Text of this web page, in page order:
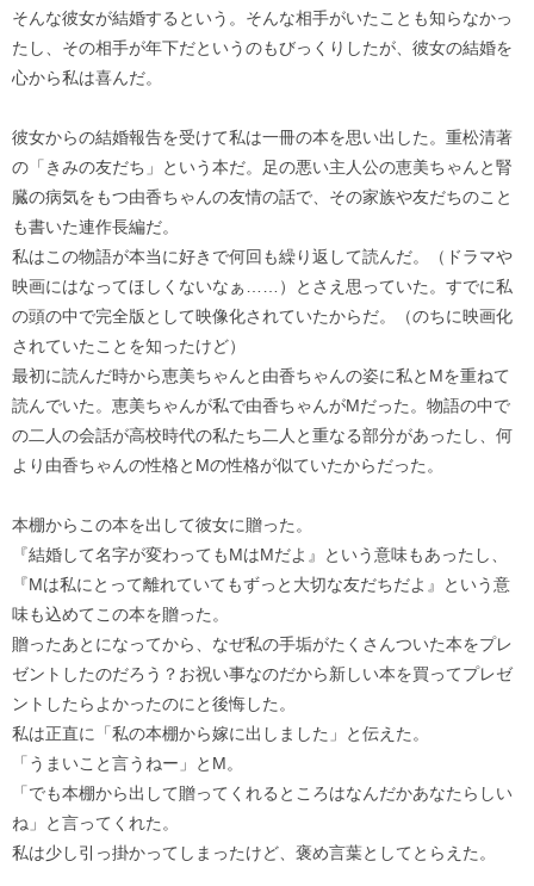
そんな彼女が結婚するという。そんな相手がいたことも知らなかっ
たし、その相手が年下だというのもびっくりしたが、彼女の結婚を
心から私は喜んだ。
彼女からの結婚報告を受けて私は一冊の本を思い出した。重松清著
の「きみの友だち」という本だ。足の悪い主人公の恵美ちゃんと腎
臓の病気をもつ由香ちゃんの友情の話で、その家族や友だちのこと
も書いた連作長編だ。
私はこの物語が本当に好きで何回も繰り返して読んだ。（ドラマや
映画にはなってほしくないなぁ……）とさえ思っていた。すでに私
の頭の中で完全版として映像化されていたからだ。（のちに映画化
されていたことを知ったけど）
最初に読んだ時から恵美ちゃんと由香ちゃんの姿に私とMを重ねて
読んでいた。恵美ちゃんが私で由香ちゃんがMだった。物語の中で
の二人の会話が高校時代の私たち二人と重なる部分があったし、何
より由香ちゃんの性格とMの性格が似ていたからだった。
本棚からこの本を出して彼女に贈った。
『結婚して名字が変わってもMはMだよ』という意味もあったし、
『Mは私にとって離れていてもずっと大切な友だちだよ』という意
味も込めてこの本を贈った。
贈ったあとになってから、なぜ私の手垢がたくさんついた本をプレ
ゼントしたのだろう？お祝い事なのだから新しい本を買ってプレゼ
ントしたらよかったのにと後悔した。
私は正直に「私の本棚から嫁に出しました」と伝えた。
「うまいこと言うねー」とM。
「でも本棚から出して贈ってくれるところはなんだかあなたらしい
ね」と言ってくれた。
私は少し引っ掛かってしまったけど、褒め言葉としてとらえた。